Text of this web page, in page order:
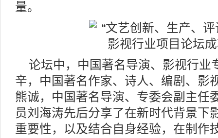
量。
论坛中，中国著名导演、影视行业
辛，中国著名作家、诗人、编剧、影
熊诚，中国著名导演、专委会副主任
员刘海涛先后分享了在新时代背景下
重要性，以及结合自身经验，在制作